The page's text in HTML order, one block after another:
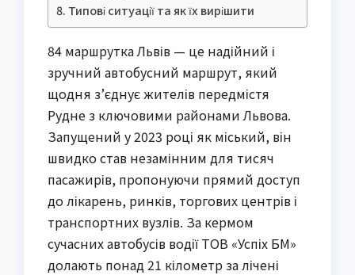
Типові ситуації та як їх вирішити
84 маршрутка Львів — це надійний і
зручний автобусний маршрут, який
щодня з’єднує жителів передмістя
Рудне з ключовими районами Львова.
Запущений у 2023 році як міський, він
швидко став незамінним для тисяч
пасажирів, пропонуючи прямий доступ
до лікарень, ринків, торгових центрів і
транспортних вузлів. За кермом
сучасних автобусів водії ТОВ «Успіх БМ»
долають понад 21 кілометр за лічені